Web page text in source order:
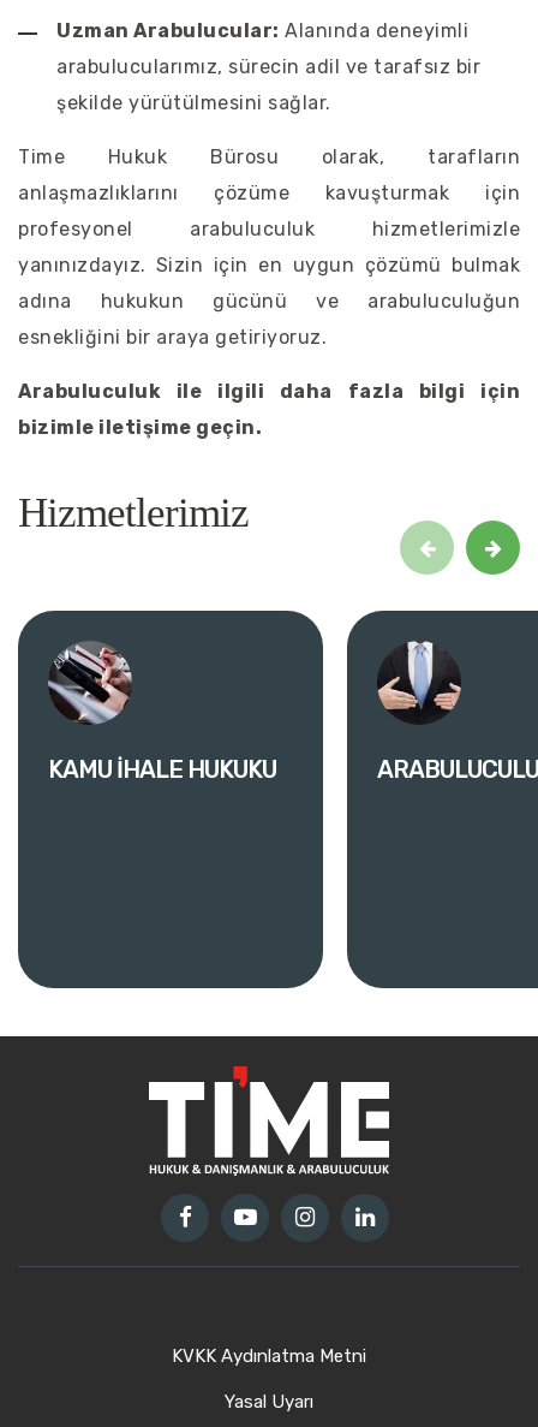
Uzman Arabulucular: Alanında deneyimli
arabulucularımız, sürecin adil ve tarafsız bir
şekilde yürütülmesini sağlar.
Time Hukuk Bürosu olarak, tarafların
anlaşmazlıklarını çözüme kavuşturmak için
profesyonel arabuluculuk hizmetlerimizle
yanınızdayız. Sizin için en uygun çözümü bulmak
adına hukukun gücünü ve arabuluculuğun
esnekliğini bir araya getiriyoruz.
Arabuluculuk ile ilgili daha fazla bilgi için
bizimle iletişime geçin.
Hizmetlerimiz
KAMU İHALE HUKUKU
KVKK Aydınlatma Metni
Yasal Uyarı